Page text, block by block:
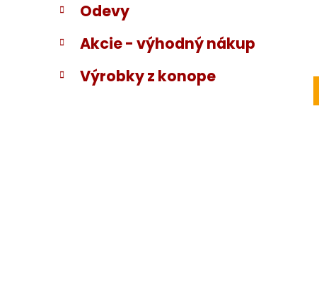
Odevy
Akcie - výhodný nákup
Výrobky z konope